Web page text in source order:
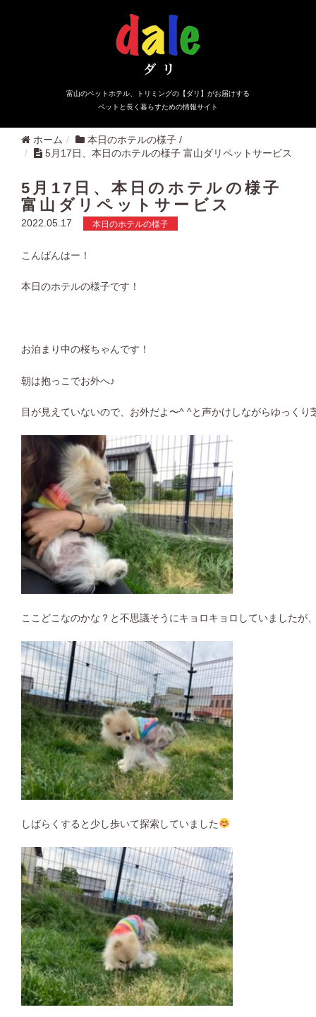
富山のペットホテル、トリミングの【ダリ】がお届けする
ペットと長く暮らすための情報サイト
ホーム 本日のホテルの様子 /
5月17日、本日のホテルの様子 富山ダリペットサービス
5月17日、本日のホテルの様子
富山ダリペットサービス
2022.05.17 本日のホテルの様子
こんばんはー！
本日のホテルの様子です！
お泊まり中の桜ちゃんです！
朝は抱っこでお外へ♪
目が見えていないので、お外だよ〜^ ^と声かけしながらゆっくり
ここどこなのかな？と不思議そうにキョロキョロしていましたが
しばらくすると少し歩いて探索していました